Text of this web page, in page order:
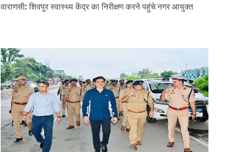
वाराणसी: शिवपुर स्वास्थ्य केंद्र का निरीक्षण करने पहुंचे नगर आयुक्त